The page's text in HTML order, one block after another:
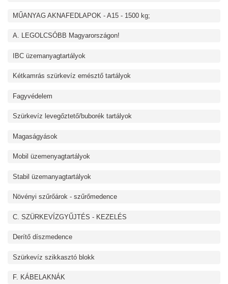
MŰANYAG AKNAFEDLAPOK - A15 - 1500 kg;
A. LEGOLCSÓBB Magyarországon!
IBC üzemanyagtartályok
Kétkamrás szürkevíz emésztő tartályok
Fagyvédelem
Szürkevíz levegőztető/buborék tartályok
Magaságyások
Mobil üzemenyagtartályok
Stabil üzemanyagtartályok
Növényi szűrőárok - szűrőmedence
C. SZÜRKEVÍZGYŰJTÉS - KEZELÉS
Derítő díszmedence
Szürkevíz szikkasztó blokk
F. KÁBELAKNÁK